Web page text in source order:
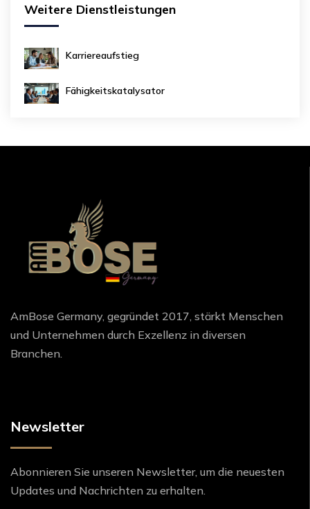
Weitere Dienstleistungen
Karriereaufstieg
Fähigkeitskatalysator
AmBose Germany, gegründet 2017, stärkt Menschen
und Unternehmen durch Exzellenz in diversen
Branchen.
Newsletter
Abonnieren Sie unseren Newsletter, um die neuesten
Updates und Nachrichten zu erhalten.